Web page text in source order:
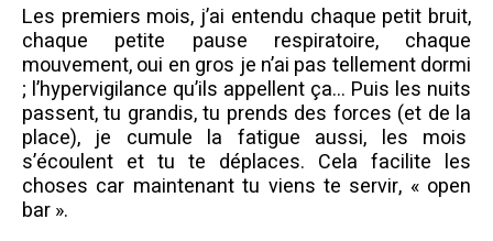
Les premiers mois, j’ai entendu chaque petit bruit,
chaque petite pause respiratoire, chaque
mouvement, oui en gros je n’ai pas tellement dormi
; l’hypervigilance qu’ils appellent ça… Puis les nuits
passent, tu grandis, tu prends des forces (et de la
place), je cumule la fatigue aussi, les mois
s’écoulent et tu te déplaces. Cela facilite les
choses car maintenant tu viens te servir, « open
bar ».